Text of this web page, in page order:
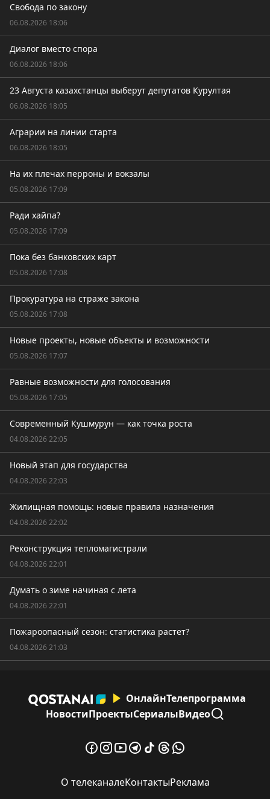
Свобода по закону
06.08.2026 18:06
Диалог вместо спора
06.08.2026 18:06
23 Августа казахстанцы выберут депутатов Курултая
06.08.2026 18:05
Аграрии на линии старта
06.08.2026 18:05
На их плечах перроны и вокзалы
05.08.2026 17:09
Ради хайпа?
05.08.2026 17:09
Пока без банковских карт
05.08.2026 17:08
Прокуратура на страже закона
05.08.2026 17:08
Новые проекты, новые объекты и возможности
05.08.2026 17:07
Равные возможности для голосования
05.08.2026 17:05
Современный Кушмурун — как точка роста
04.08.2026 22:05
Новый этап для государства
04.08.2026 22:03
Жилищная помощь: новые правила назначения
04.08.2026 22:02
Реконструкция тепломагистрали
04.08.2026 22:01
Думать о зиме начиная с лета
04.08.2026 22:01
Пожароопасный сезон: статистика растет?
04.08.2026 21:03
ОнлайнТелепрограмма
НовостиПроектыСериалыВидео
О телеканалеКонтактыРеклама